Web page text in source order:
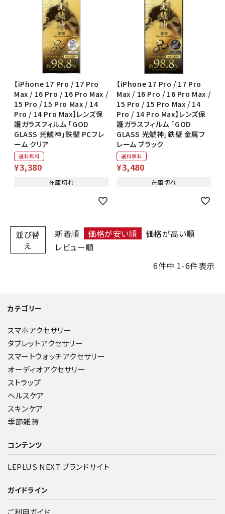
【iPhone 17 Pro / 17 Pro
Max / 16 Pro / 16 Pro Max /
15 Pro / 15 Pro Max / 14
Pro / 14 Pro Max】レンズ保
護ガラスフィルム 「GOD
GLASS 光鯱神」鉄壁 PCフレ
ーム クリア
送料無料
¥3,380
在庫切れ
【iPhone 17 Pro / 17 Pro
Max / 16 Pro / 16 Pro Max /
15 Pro / 15 Pro Max / 14
Pro / 14 Pro Max】レンズ保
護ガラスフィルム 「GOD
GLASS 光鯱神」鉄壁 金属フ
レーム ブラック
送料無料
¥3,480
在庫切れ
並び替
え
新着順 価格が安い順
価格が高い順
レビュー順
6件中 1-6件表示
カテゴリー
スマホアクセサリー
タブレットアクセサリー
スマートウォッチアクセサリー
オーディオアクセサリー
ストラップ
ヘルスケア
スキンケア
季節雑貨
コンテンツ
LEPLUS NEXT ブランドサイト
ガイドライン
ご利用ガイド